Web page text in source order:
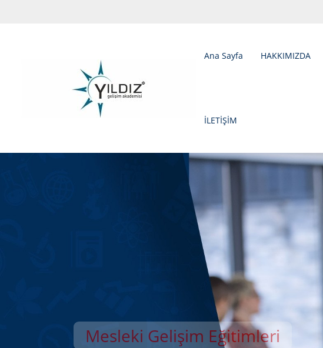
Ana Sayfa HAKKIMIZDA
İLETİŞİM
Mesleki Gelişim Eğitimleri